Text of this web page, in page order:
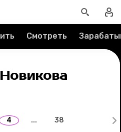
Смотреть
4 ... 38